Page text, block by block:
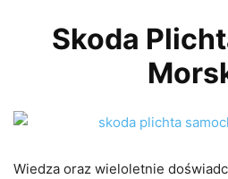
Skoda
Wiedza oraz wieloletnie